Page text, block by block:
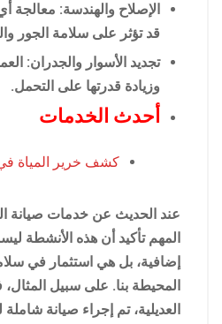
الإصلاح والهندسة: معالجة
قد تؤثر على سلامة الجور
تجديد الأسوار والجدران:
وزيادة قدرتها على التحمل.
أحدث الخدمات
كشف خرير المياة في
عند الحديث عن خدمات صيانة
المهم تأكيد أن هذه الأنشطة
إضافية، بل هي استثمار في
المحيطة بنا. على سبيل المثال،
العديلية، تم إجراء صيانة